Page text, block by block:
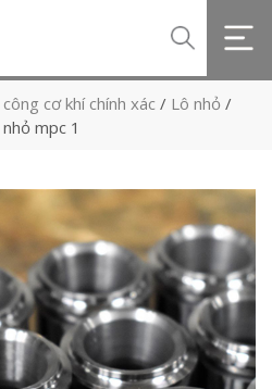
công cơ khí chính xác / Lô nhỏ /
mpc 1